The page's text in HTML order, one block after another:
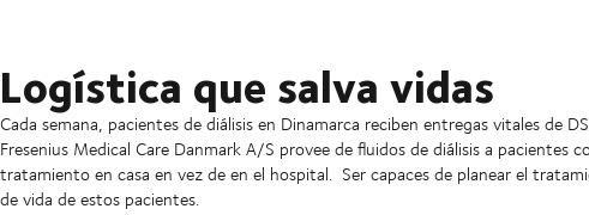
Logística que salva vidas
Cada semana, pacientes de diálisis en Dinamarca reciben entregas vitales de
Fresenius Medical Care Danmark A/S provee de fluidos de diálisis a pacientes
tratamiento en casa en vez de en el hospital. Ser capaces de planear el
de vida de estos pacientes.